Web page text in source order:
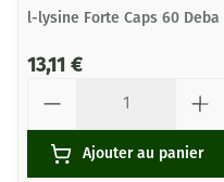
l-lysine Forte Caps 60 Deba
13,11 €
Ajouter au panier